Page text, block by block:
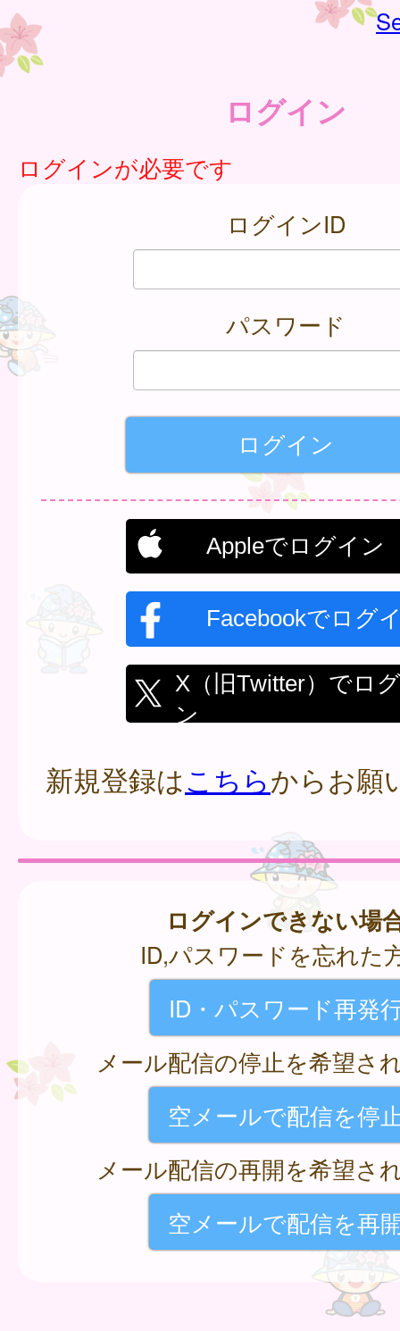
ログイン
ログインが必要です
ログインID
パスワード
Appleでログイン
Facebookでログ
X（旧Twitter）でロ
ン
新規登録はこちらからお願
ログインできない場
ID,パスワードを忘れた
ID・パスワード再発
メール配信の停止を希望さ
空メールで配信を停
メール配信の再開を希望さ
空メールで配信を再